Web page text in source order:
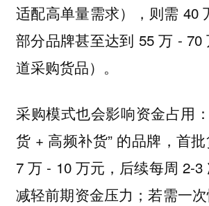
适配高单量需求），则需 40
部分品牌甚至达到 55 万 - 70
道采购货品）。
采购模式也会影响资金占用
货 + 高频补货” 的品牌，首
7 万 - 10 万元，后续每周 2-3
减轻前期资金压力；若需一